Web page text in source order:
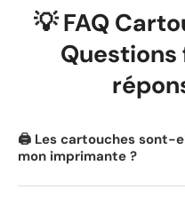
💡 FAQ
🖨️ Les cartouches sont-
mon imprimante ?